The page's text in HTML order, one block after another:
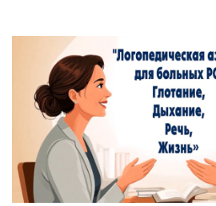
Республика Башкортостан
Республика Бурятия
Республика Карелия
Республика Калмыкия
Республика Хакасия
Ростовская область
г. Санкт-Петербург